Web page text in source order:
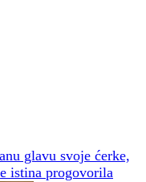
glavu svoje ćerke,
istina progovorila